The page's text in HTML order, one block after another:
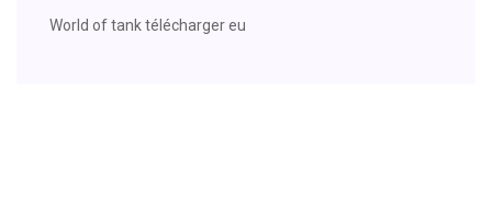
World of tank télécharger eu